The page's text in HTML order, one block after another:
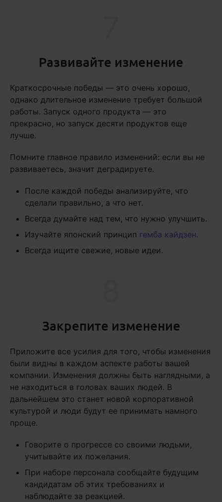
Развивайте изменение
Краткосрочные победы — это очень хорошо,
однако длительное изменение требует большой
работы. Запуск одного продукта — это
прекрасно, но запуск десяти продуктов еще
лучше.
Помните главное правило изменений: если вы не
развиваетесь, значит деградируете.
После каждой победы анализируйте, что
сделали правильно, а что нет.
Всегда думайте над тем, что нужно улучшить.
Изучайте японский принцип гемба кайдзен.
Всегда ищите свежие, новые идеи.
Закрепите изменение
Приложите все усилия для того, чтобы изменения
были видны в каждом аспекте работы вашей
компании. Изменения должны быть наглядными, а
не находиться в головах ваших людей. В
дальнейшем это станет новой корпоративной
культурой и люди будут ее принимать намного
проще.
Говорите о прогрессе со своими людьми,
учитывайте их пожелания.
При наборе персонала сообщайте будущим
кандидатам об этих требованиях и
наблюдайте за реакцией.